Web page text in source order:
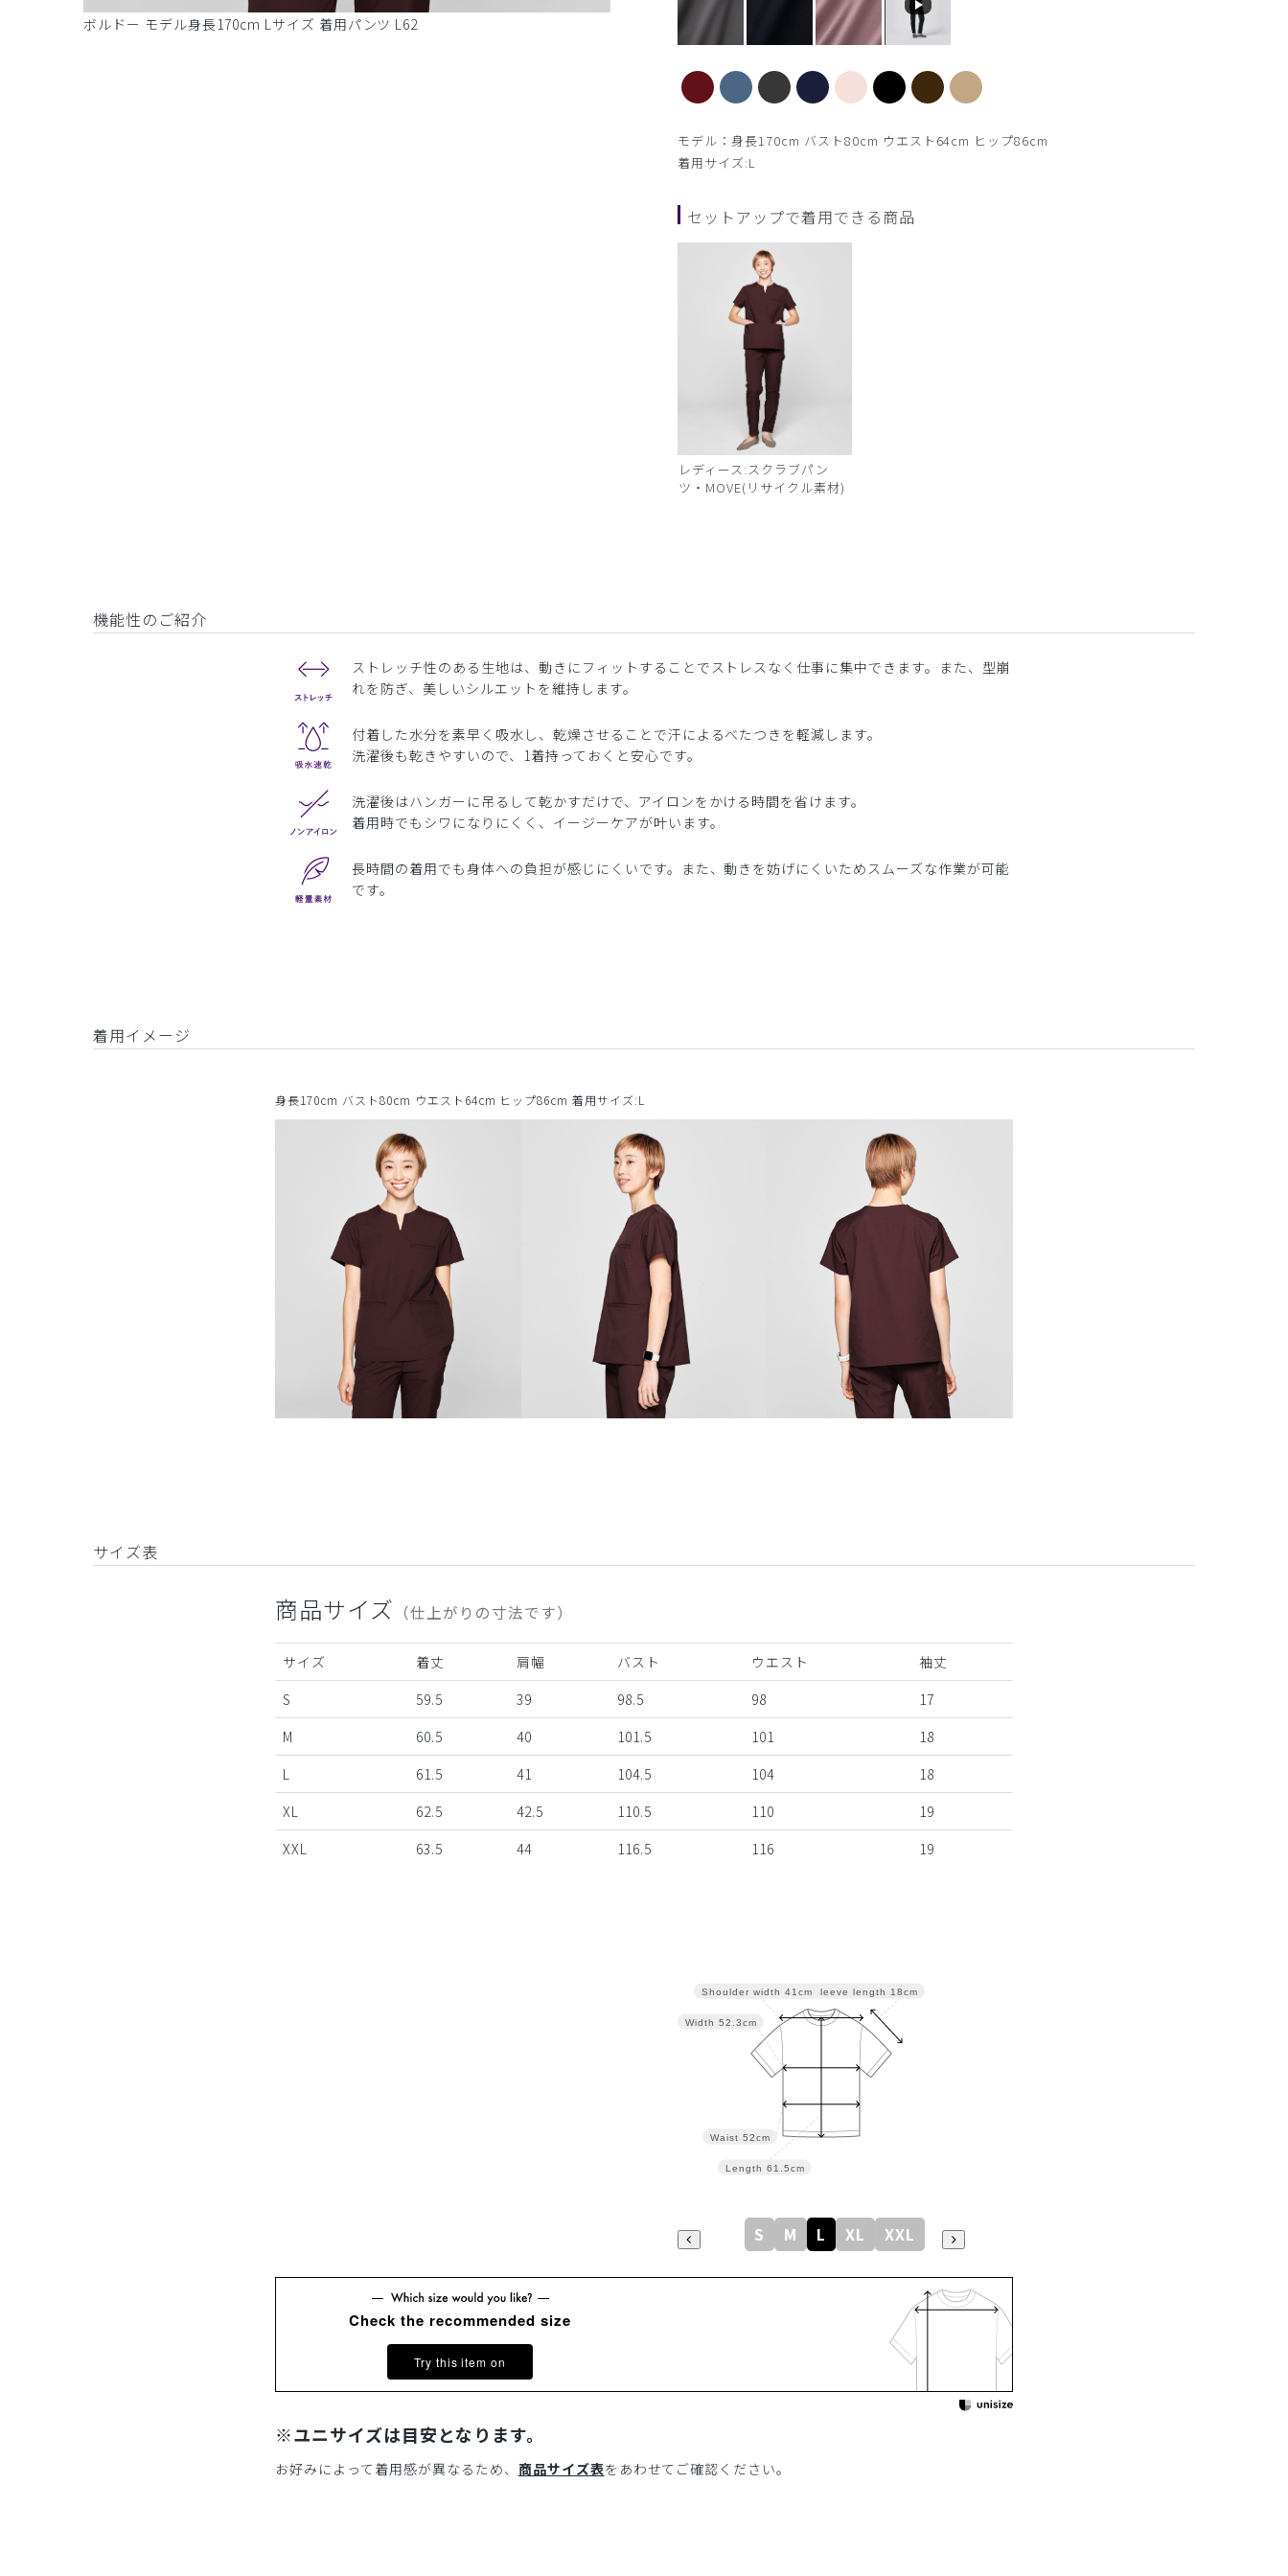
ボルドー モデル身長170cm Lサイズ 着用パンツ L62 スレートブルー モデル身長170cm Lサイズ 着用パンツ L62
モデル：身長170cm バスト80cm ウエスト64cm ヒップ86cm
着用サイズ:L
セットアップで着用できる商品
レディース:スクラブパン
ツ・MOVE(リサイクル素材)
機能性のご紹介
ストレッチ性のある生地は、動きにフィットすることでストレスなく仕事に集中できます。また、型崩
れを防ぎ、美しいシルエットを維持します。
付着した水分を素早く吸水し、乾燥させることで汗によるべたつきを軽減します。
洗濯後も乾きやすいので、1着持っておくと安心です。
洗濯後はハンガーに吊るして乾かすだけで、アイロンをかける時間を省けます。
着用時でもシワになりにくく、イージーケアが叶います。
長時間の着用でも身体への負担が感じにくいです。また、動きを妨げにくいためスムーズな作業が可能
です。
着用イメージ
身長170cm バスト80cm ウエスト64cm ヒップ86cm 着用サイズ:L
サイズ表
商品サイズ （仕上がりの寸法です）
サイズ 着丈 肩幅 バスト ウエスト
袖丈
S
59.5 39 98.5 98
17
M
60.5 40 101.5 101
18
L
61.5 41 104.5 104
18
XL
62.5 42.5 110.5 110
19
XXL
63.5 44 116.5 116 19
Sleeve length 18cm
Length 61.5cm
Waist 52cm
Width 52.3cm
Shoulder width 41cm
S M L XL XXL
Check the recommended size
Try this item on
※ユニサイズは目安となります。
お好みによって着用感が異なるため、 商品サイズ表をあわせてご確認ください。